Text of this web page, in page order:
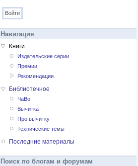
Навигация
Книги
Издательские серии
Премии
Рекомендации
Библиотечное
ЧаВо
Вычитка
Про вычитку
Технические темы
Последние материалы
Поиск по блогам и форумам